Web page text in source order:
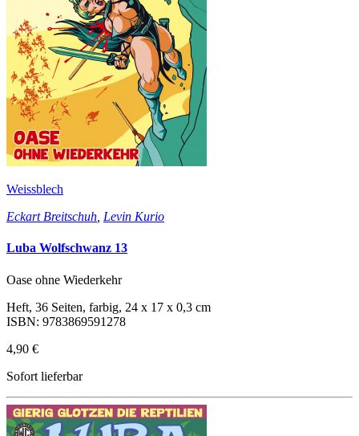
Weissblech
Eckart Breitschuh Levin Kurio
Luba Wolfschwanz 13
Oase ohne Wiederkehr
Heft, 36 Seiten, farbig, 24 x 17 x 0,3 cm
ISBN: 9783869591278
4,90 €
Sofort lieferbar